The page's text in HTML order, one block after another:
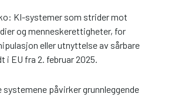
KI-systemer som strider mot
og menneskerettigheter, for
eller utnyttelse av sårbare
i EU fra 2. februar 2025.
systemene påvirker grunnleggende